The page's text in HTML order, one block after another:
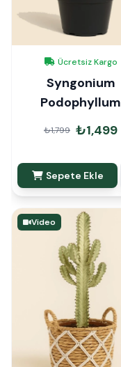
Ücretsiz Kargo
Syngonium
Podophyllum
₺1,799 ₺1,499
Sepete Ekle
Video